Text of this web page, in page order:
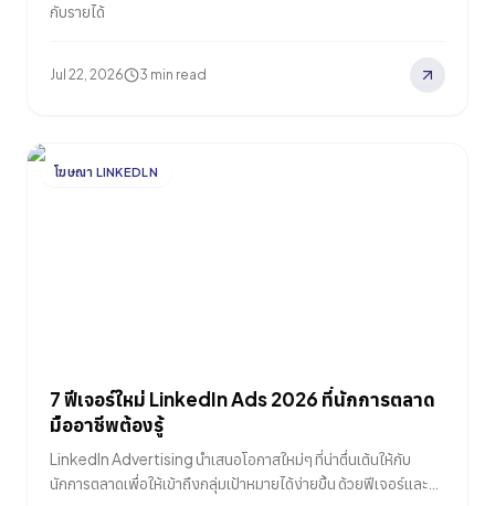
กับรายได้
Jul 22, 2026 3 min read
โฆษณา LINKEDLN
7 ฟีเจอร์ใหม่ LinkedIn Ads 2026 ที่นักการตลาด
มืออาชีพต้องรู้
LinkedIn Advertising นำเสนอโอกาสใหม่ๆ ที่น่าตื่นเต้นให้กับ
นักการตลาดเพื่อให้เข้าถึงกลุ่มเป้าหมายได้ง่ายขึ้น ด้วยฟีเจอร์และ